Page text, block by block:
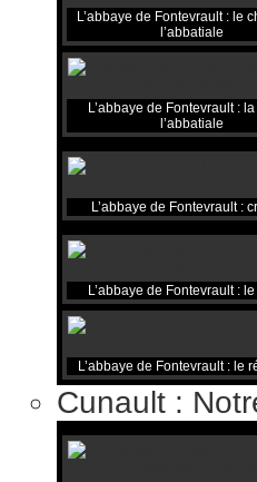
L’abbaye de Fontevrault : le
l’abbatiale
L’abbaye de Fontevrault :
l’abbatiale
L’abbaye de Fontevrault :
L’abbaye de Fontevrault :
L’abbaye de Fontevrault : le
Cunault :